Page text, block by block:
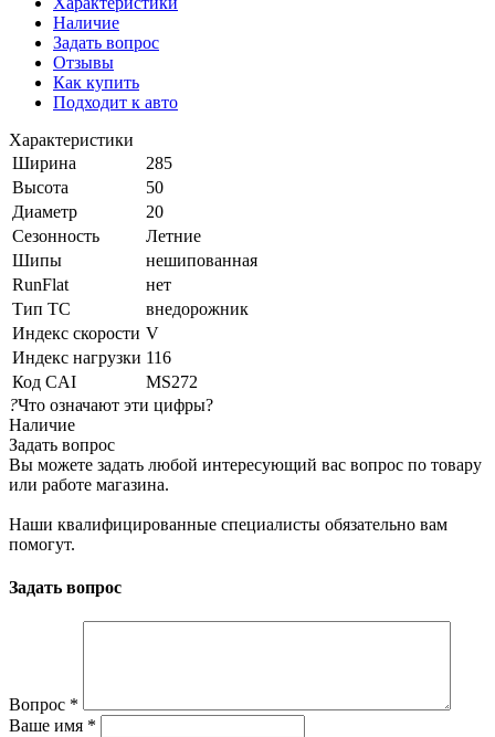
Наличие
Задать вопрос
Отзывы
Как купить
Подходит к авто
Характеристики
Ширина
285
Высота
50
Диаметр
20
Сезонность
Летние
Шипы
нешипованная
RunFlat
нет
Тип ТС
внедорожник
Индекс скорости V
Индекс нагрузки 116
Код CAI
MS272
?Что означают эти цифры?
Наличие
Задать вопрос
Вы можете задать любой интересующий вас вопрос по товару
или работе магазина.
Наши квалифицированные специалисты обязательно вам
помогут.
Задать вопрос
Вопрос *
Ваше имя *